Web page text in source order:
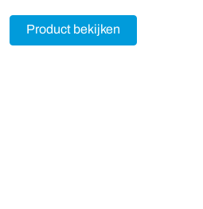
Product bekijken